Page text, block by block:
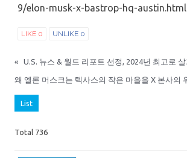
9/elon-musk-x-bastrop-hq-austin.html
LIKE 0 UNLIKE 0
«
List
Total 736